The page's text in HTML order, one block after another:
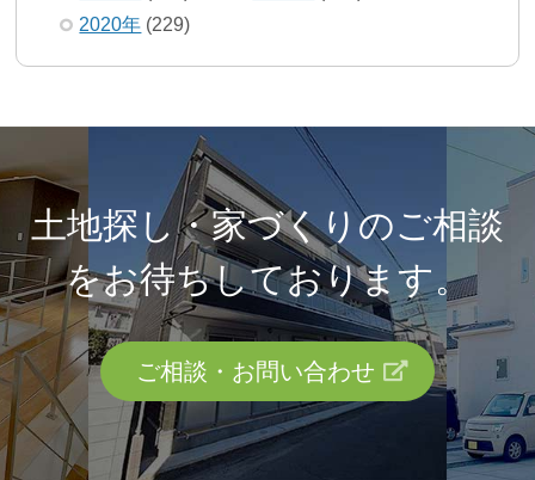
2020年 (229)
土地探し・家づくりのご相談
をお待ちしております。
ご相談・お問い合わせ